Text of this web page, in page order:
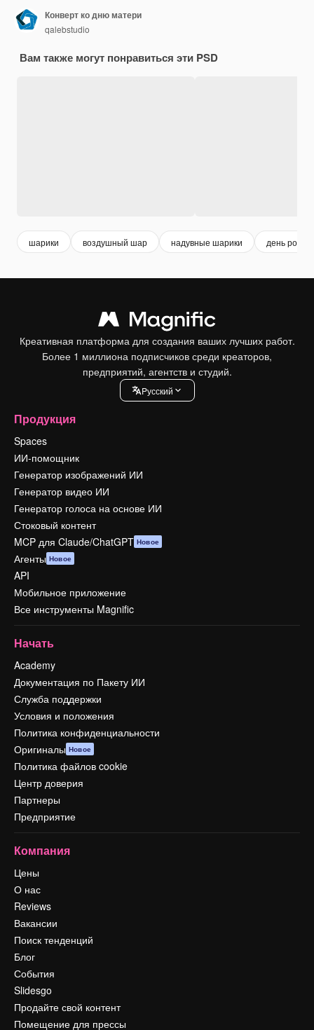
Конверт ко дню матери
qalebstudio
Вам также могут понравиться эти PSD
шарики воздушный шар надувные шарики день
Креативная платформа для создания ваших лучших работ.
Более 1 миллиона подписчиков среди креаторов,
предприятий, агентств и студий.
Pусский
Продукция
Spaces
ИИ-помощник
Генератор изображений ИИ
Генератор видео ИИ
Генератор голоса на основе ИИ
Стоковый контент
MCP для Claude/ChatGPT Новое
Агенты Новое
API
Мобильное приложение
Все инструменты Magnific
Начать
Academy
Документация по Пакету ИИ
Служба поддержки
Условия и положения
Политика конфиденциальности
Оригиналы Новое
Политика файлов cookie
Центр доверия
Партнеры
Предприятие
Компания
Цены
О нас
Reviews
Вакансии
Поиск тенденций
Блог
События
Slidesgo
Продайте свой контент
Помещение для прессы